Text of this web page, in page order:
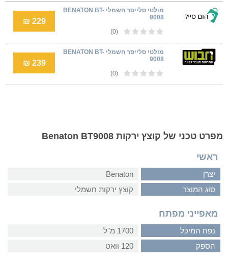
מולטי סלייסר חשמלי BENATON BT-
9008
(0)
229 ₪
מולטי סלייסר חשמלי BENATON BT-
9008
(0)
239 ₪
מפרט טכני של קוצץ ירקות Benaton BT9008
ראשי
יצרן
Benaton
סוג המוצר
קוצץ ירקות חשמלי
מאפייני מפתח
נפח המיכל
1700 מ"ל
הספק
120 וואט